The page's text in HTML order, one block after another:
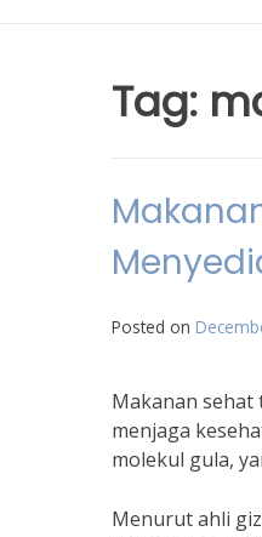
Tag:
Posted on
Makanan
menjaga
molekul gula,
Menurut ahli